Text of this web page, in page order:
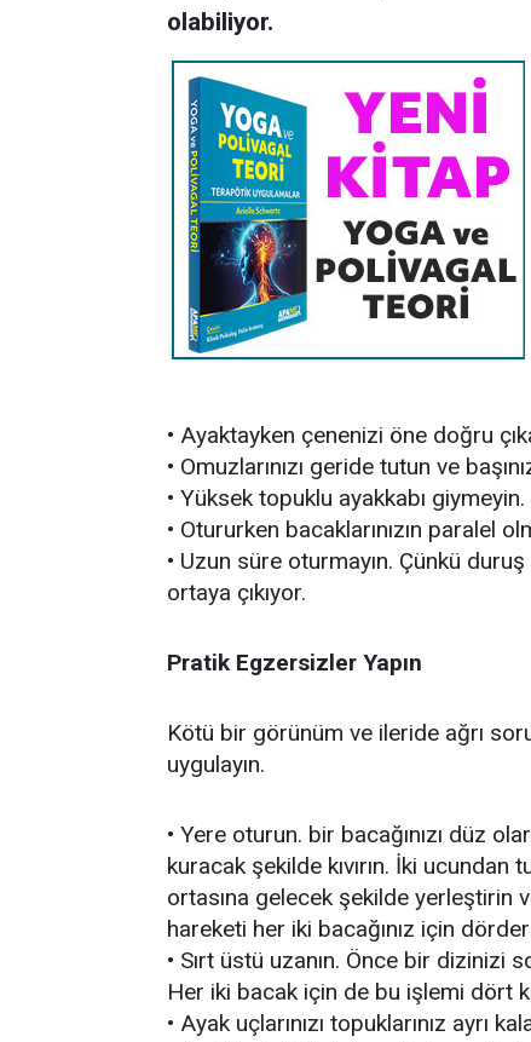
olabiliyor.
• Ayaktayken çenenizi öne doğru
• Omuzlarınızı geride tutun ve
• Yüksek topuklu ayakkabı giymeyin.
• Otururken bacaklarınızın paralel
• Uzun süre oturmayın. Çünkü
ortaya çıkıyor.
Pratik Egzersizler Yapın
Kötü bir görünüm ve ileride ağrı
uygulayın.
• Yere oturun. bir bacağınızı düz
kuracak şekilde kıvırın. İki ucundan
ortasına gelecek şekilde yerleştirin
hareketi her iki bacağınız için
• Sırt üstü uzanın. Önce bir
Her iki bacak için de bu işlemi dört
• Ayak uçlarınızı topuklarınız ayrı